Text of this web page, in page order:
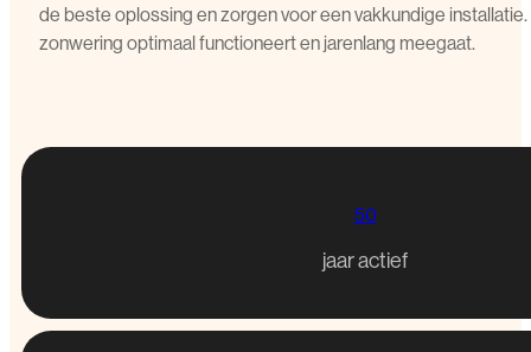
de beste oplossing en zorgen voor een vakkundige
zonwering optimaal functioneert en jarenlang meegaat.
50
jaar actief